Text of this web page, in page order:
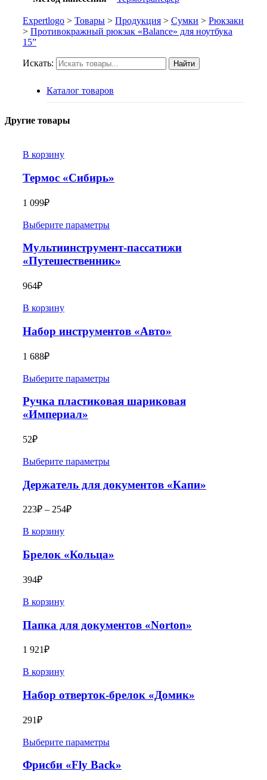
Expertlogo > Товары > Продукция > Сумки > Рюкзаки
> Противокражный рюкзак «Balance» для ноутбука
15”
Искать: Найти
Каталог товаров
Другие товары
В корзину
Термос «Сибирь»
1 099₽
Выберите параметры
Мультиинструмент-пассатижи
«Путешественник»
964₽
В корзину
Набор инструментов «Авто»
1 688₽
Выберите параметры
Ручка пластиковая шариковая
«Империал»
52₽
Выберите параметры
Держатель для документов «Капи»
223₽ – 254₽
В корзину
Брелок «Кольца»
394₽
В корзину
Папка для документов «Norton»
1 921₽
В корзину
Набор отверток-брелок «Домик»
291₽
Выберите параметры
Фрисби «Fly Back»